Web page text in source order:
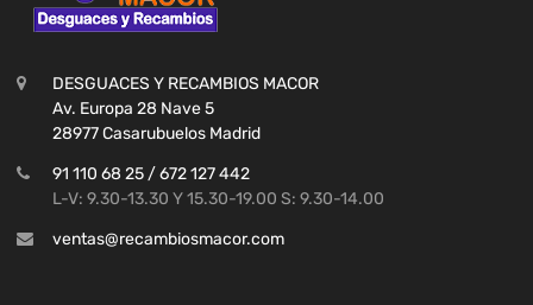
DESGUACES Y RECAMBIOS MACOR
Av. Europa 28 Nave 5
28977 Casarubuelos Madrid
91 110 68 25 / 672 127 442
L-V: 9.30-13.30 Y 15.30-19.00 S: 9.30-14.00
ventas@recambiosmacor.com